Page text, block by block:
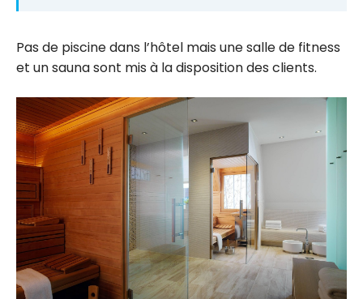
Pas de piscine dans l’hôtel mais une salle de fitness
et un sauna sont mis à la disposition des clients.